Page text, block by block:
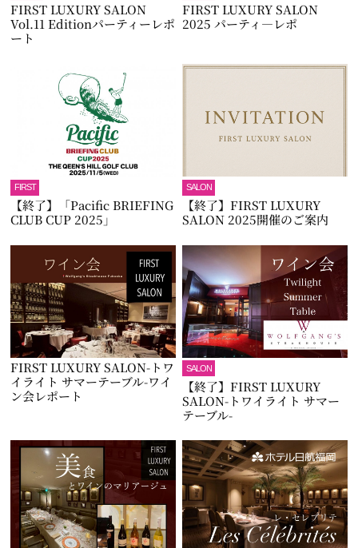
FIRST LUXURY SALON
Vol.11 Editionパーティーレポ
ート
FIRST LUXURY SALON
2025 パーティ―レポ
FIRST
【終了】「Pacific BRIEFING
CLUB CUP 2025」
SALON
【終了】FIRST LUXURY
SALON 2025開催のご案内
FIRST LUXURY SALON-トワ
イライト サマーテーブル-ワイ
ン会レポート
SALON
【終了】FIRST LUXURY
SALON-トワイライト サマー
テーブル-